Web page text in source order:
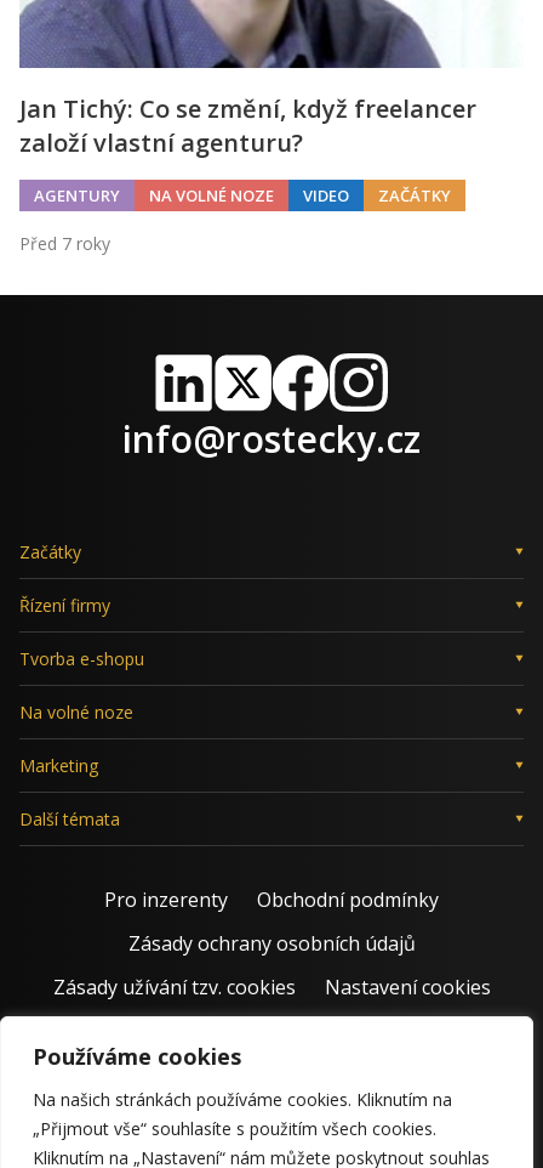
Používáme cookies
Na našich stránkách používáme cookies. Kliknutím na
„Přijmout vše“ souhlasíte s použitím všech cookies.
Kliknutím na „Nastavení“ nám můžete poskytnout souhlas
Jan Tichý: Co se změní, když freelancer
založí vlastní agenturu?
AGENTURY NA VOLNÉ NOZE VIDEO ZAČÁTKY
Před 7 roky
LinkedIn
X FacebookInstagram
info@rostecky.cz
Začátky
Řízení firmy
Tvorba e-shopu
Na volné noze
Marketing
Další témata
Pro inzerenty
Obchodní podmínky
Zásady ochrany osobních údajů
Zásady užívání tzv. cookies
Nastavení cookies